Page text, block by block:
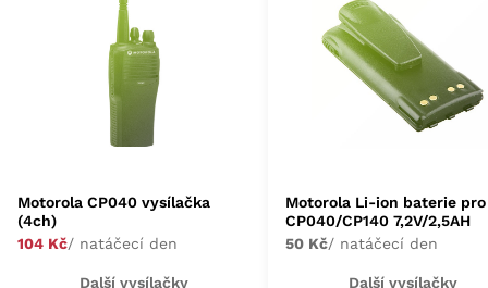
Motorola CP040 vysílačka
(4ch)
104 Kč/ natáčecí den
Další vysílačky
Motorola Li-ion baterie pro
CP040/CP140 7,2V/2,5AH
50 Kč/ natáčecí den
Další vysílačky